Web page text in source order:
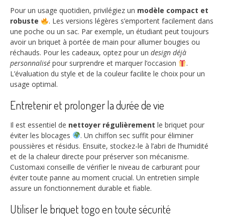
Pour un usage quotidien, privilégiez un modèle compact et
robuste
. Les versions légères s’emportent facilement dans
une poche ou un sac. Par exemple, un étudiant peut toujours
avoir un briquet à portée de main pour allumer bougies ou
réchauds. Pour les cadeaux, optez pour un design déjà
personnalisé pour surprendre et marquer l’occasion
.
L’évaluation du style et de la couleur facilite le choix pour un
usage optimal.
Entretenir et prolonger la durée de vie
Il est essentiel de nettoyer régulièrement le briquet pour
éviter les blocages
. Un chiffon sec suffit pour éliminer
poussières et résidus. Ensuite, stockez-le à l’abri de l’humidité
et de la chaleur directe pour préserver son mécanisme.
Customaxi conseille de vérifier le niveau de carburant pour
éviter toute panne au moment crucial. Un entretien simple
assure un fonctionnement durable et fiable.
Utiliser le briquet togo en toute sécurité